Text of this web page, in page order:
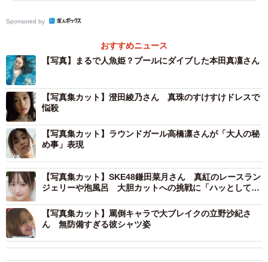
【本田真凜さんプロフィール】
2001年8月21日生まれ。京都府出身。2歳でフィギュアスケ
ートを始め、2016年の世界ジュニア選手権優勝等数々のタ
イトルを獲得。天性の華やかなスケーティングと表現力に
加え、そのキュートで愛らしい容姿はリンク外でも人気を
集め、Instagramのフォロワーは女子アスリートとしては異
例の130万人を超える。2024年1月に現役引退。プロ転向後
はフィギュアスケートを中心に活動の場を広げ、2025年11
月からは宇野昌磨アイスショー「Ice Brave2」の全国ツアー
に出演。また、9月には自身初出演の映画『カラダ探し
THE LAST NIGHT』が公開予定。
Sponsored by
おすすめニュース
【写真】まるで人魚姫？プールにダイブした本田真凜さん
【写真集カット】澄田綾乃さん 真珠のすけすけドレスで
悩殺
【写真集カット】ラウンドガール高橋凛さんが「大人の秘
め事」表現
【写真集カット】SKE48鎌田菜月さん 真紅のレースラン
ジェリーや泡風呂 大胆カットへの挑戦に「ハッとしても
【写真集カット】罵倒キャラで大ブレイクの立野沙紀さ
ん 無防備すぎる彼シャツ姿